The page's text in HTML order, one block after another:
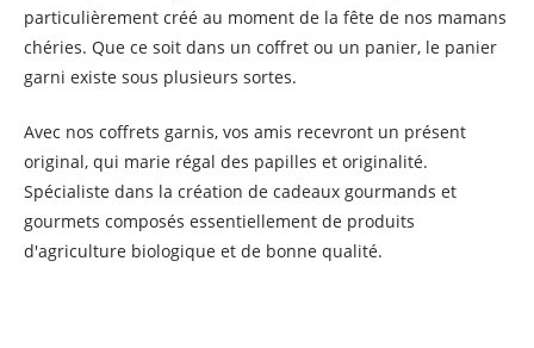
particulièrement créé au moment de la fête de nos mamans
chéries. Que ce soit dans un coffret ou un panier, le panier
garni existe sous plusieurs sortes.
Avec nos coffrets garnis, vos amis recevront un présent
original, qui marie régal des papilles et originalité.
Spécialiste dans la création de cadeaux gourmands et
gourmets composés essentiellement de produits
d'agriculture biologique et de bonne qualité.